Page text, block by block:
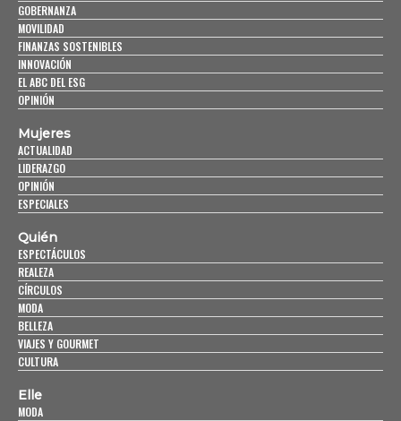
GOBERNANZA
MOVILIDAD
FINANZAS SOSTENIBLES
INNOVACIÓN
EL ABC DEL ESG
OPINIÓN
Mujeres
ACTUALIDAD
LIDERAZGO
OPINIÓN
ESPECIALES
Quién
ESPECTÁCULOS
REALEZA
CÍRCULOS
MODA
BELLEZA
VIAJES Y GOURMET
CULTURA
Elle
MODA